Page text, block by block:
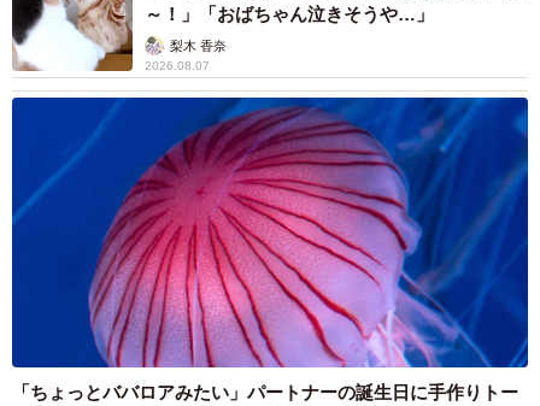
～！」「おばちゃん泣きそうや…」
梨木 香奈
2026.08.07
「ちょっとババロアみたい」パートナーの誕生日に手作りトー